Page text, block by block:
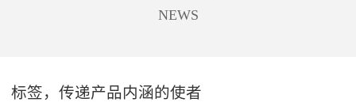
NEWS
标签，传递产品内涵的使者